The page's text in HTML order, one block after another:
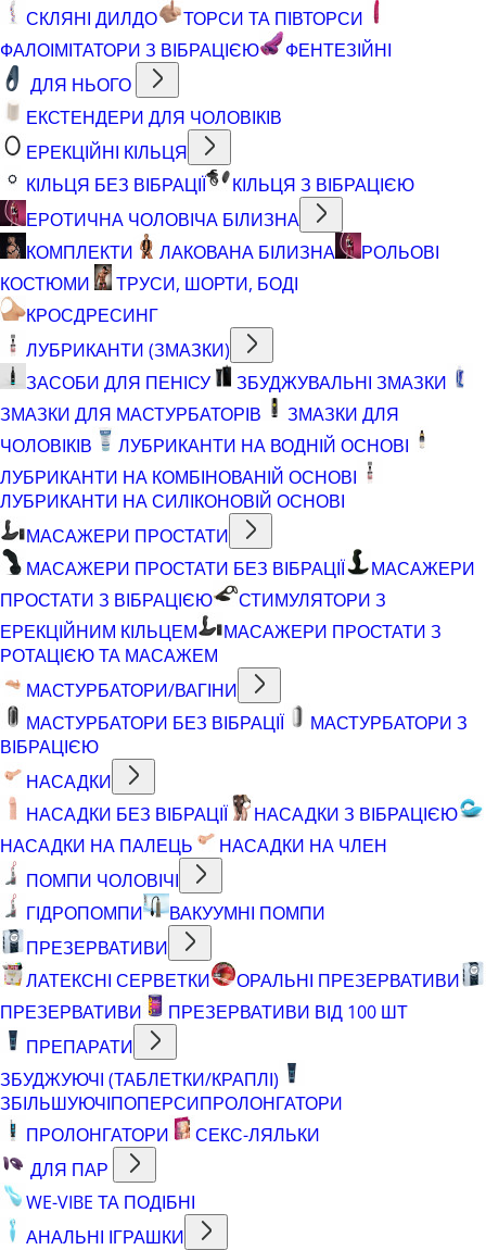
СКЛЯНІ ДИЛДО
ТОРСИ ТА ПІВТОРСИ
ФАЛОІМІТАТОРИ З ВІБРАЦІЄЮ
ФЕНТЕЗІЙНІ
ДЛЯ НЬОГО
ЕКСТЕНДЕРИ ДЛЯ ЧОЛОВІКІВ
ЕРЕКЦІЙНІ КІЛЬЦЯ
КІЛЬЦЯ БЕЗ ВІБРАЦІЇ
КІЛЬЦЯ З ВІБРАЦІЄЮ
ЕРОТИЧНА ЧОЛОВІЧА БІЛИЗНА
КОМПЛЕКТИ
ЛАКОВАНА БІЛИЗНА
РОЛЬОВІ
КОСТЮМИ
ТРУСИ, ШОРТИ, БОДІ
КРОСДРЕСИНГ
ЛУБРИКАНТИ (ЗМАЗКИ)
ЗАСОБИ ДЛЯ ПЕНІСУ
ЗБУДЖУВАЛЬНІ ЗМАЗКИ
ЗМАЗКИ ДЛЯ МАСТУРБАТОРІВ
ЗМАЗКИ ДЛЯ
ЧОЛОВІКІВ
ЛУБРИКАНТИ НА ВОДНІЙ ОСНОВІ
ЛУБРИКАНТИ НА КОМБІНОВАНІЙ ОСНОВІ
ЛУБРИКАНТИ НА СИЛІКОНОВІЙ ОСНОВІ
МАСАЖЕРИ ПРОСТАТИ
МАСАЖЕРИ ПРОСТАТИ БЕЗ ВІБРАЦІЇ
МАСАЖЕРИ
ПРОСТАТИ З ВІБРАЦІЄЮ
СТИМУЛЯТОРИ З
ЕРЕКЦІЙНИМ КІЛЬЦЕМ
МАСАЖЕРИ ПРОСТАТИ З
РОТАЦІЄЮ ТА МАСАЖЕМ
МАСТУРБАТОРИ/ВАГІНИ
МАСТУРБАТОРИ БЕЗ ВІБРАЦІЇ
МАСТУРБАТОРИ З
ВІБРАЦІЄЮ
НАСАДКИ
НАСАДКИ БЕЗ ВІБРАЦІЇ
НАСАДКИ З ВІБРАЦІЄЮ
НАСАДКИ НА ПАЛЕЦЬ
НАСАДКИ НА ЧЛЕН
ПОМПИ ЧОЛОВІЧІ
ГІДРОПОМПИ
ВАКУУМНІ ПОМПИ
ПРЕЗЕРВАТИВИ
ЛАТЕКСНІ СЕРВЕТКИ
ОРАЛЬНІ ПРЕЗЕРВАТИВИ
ПРЕЗЕРВАТИВИ
ПРЕЗЕРВАТИВИ ВІД 100 ШТ
ПРЕПАРАТИ
ЗБУДЖУЮЧІ (ТАБЛЕТКИ/КРАПЛІ)
ЗБІЛЬШУЮЧІПОПЕРСИПРОЛОНГАТОРИ
ПРОЛОНГАТОРИ
СЕКС-ЛЯЛЬКИ
ДЛЯ ПАР
WE-VIBE ТА ПОДІБНІ
АНАЛЬНІ ІГРАШКИ